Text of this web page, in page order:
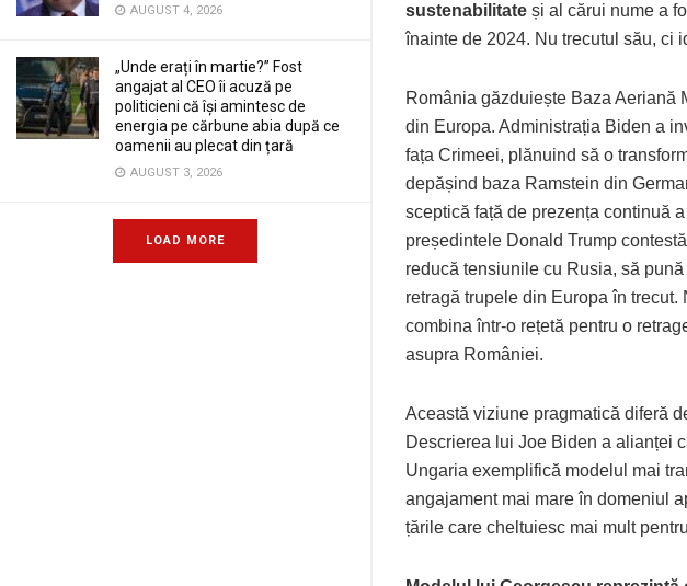
AUGUST 4, 2026
„Unde erați în martie?” Fost
angajat al CEO îi acuză pe
politicieni că își amintesc de
energia pe cărbune abia după ce
oamenii au plecat din țară
AUGUST 3, 2026
LOAD MORE
sustenabilitate și al cărui nume a
înainte de 2024. Nu trecutul său, ci
România găzduiește Baza Aeriană
din Europa. Administrația Biden a
fața Crimeei, plănuind să o
depășind baza Ramstein din
sceptică față de prezența continuă
președintele Donald Trump
reducă tensiunile cu Rusia, să
retragă trupele din Europa în
combina într-o rețetă pentru o
asupra României.
Această viziune pragmatică diferă
Descrierea lui Joe Biden a alianței
Ungaria exemplifică modelul mai
angajament mai mare în domeniul
țările care cheltuiesc mai mult